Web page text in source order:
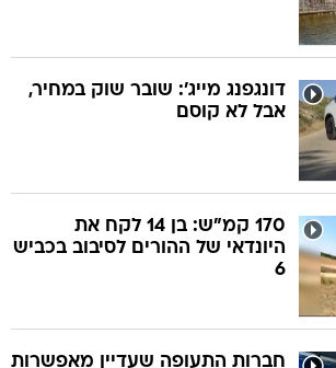
דונגפנג מייג': שובר שוק במחיר,
אבל לא קוסם
170 קמ"ש: בן 14 לקח את
היונדאי של ההורים לסיבוב בכביש
6
חברות התעופה שעדיין מאפשרות